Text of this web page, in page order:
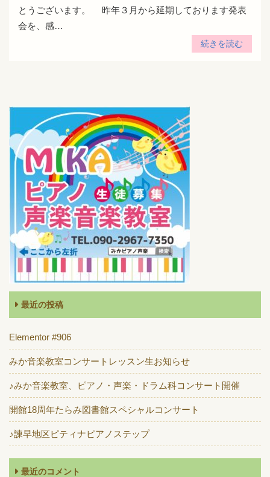
とうございます。 昨年３月から延期しております発表
会を、感…
続きを読む
最近の投稿
Elementor #906
みか音楽教室コンサートレッスン生お知らせ
♪みか音楽教室、ピアノ・声楽・ドラム科コンサート開催
開館18周年たらみ図書館スペシャルコンサート
♪諫早地区ピティナピアノステップ
最近のコメント